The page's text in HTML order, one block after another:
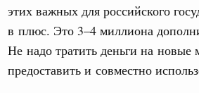
этих важных для российского
в плюс. Это 3–4 миллиона
Не надо тратить деньги на
предоставить и совместно